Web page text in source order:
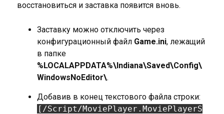
восстановиться и заставка появится вновь.
Заставку можно отключить через
конфигурационный файл Game.ini, лежащий
в папке
%LOCALAPPDATA%\Indiana\Saved\Config\
WindowsNoEditor\.
Добавив в конец текстового файла строки:
[/Script/MoviePlayer.MoviePlayerS